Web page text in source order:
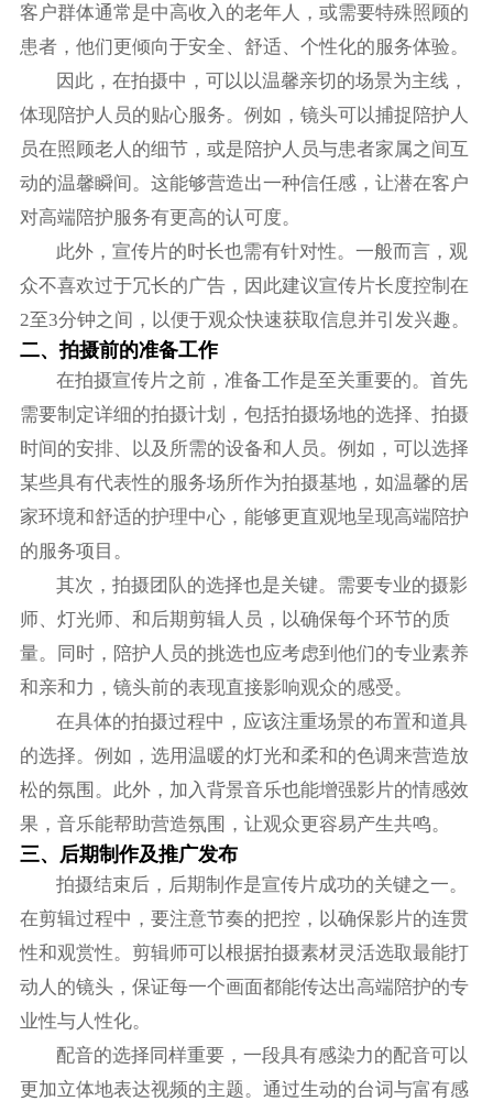
客户群体通常是中高收入的老年人，或需要特殊照顾的
患者，他们更倾向于安全、舒适、个性化的服务体验。
因此，在拍摄中，可以以温馨亲切的场景为主线，
体现陪护人员的贴心服务。例如，镜头可以捕捉陪护人
员在照顾老人的细节，或是陪护人员与患者家属之间互
动的温馨瞬间。这能够营造出一种信任感，让潜在客户
对高端陪护服务有更高的认可度。
此外，宣传片的时长也需有针对性。一般而言，观
众不喜欢过于冗长的广告，因此建议宣传片长度控制在
2至3分钟之间，以便于观众快速获取信息并引发兴趣。
二、拍摄前的准备工作
在拍摄宣传片之前，准备工作是至关重要的。首先
需要制定详细的拍摄计划，包括拍摄场地的选择、拍摄
时间的安排、以及所需的设备和人员。例如，可以选择
某些具有代表性的服务场所作为拍摄基地，如温馨的居
家环境和舒适的护理中心，能够更直观地呈现高端陪护
的服务项目。
其次，拍摄团队的选择也是关键。需要专业的摄影
师、灯光师、和后期剪辑人员，以确保每个环节的质
量。同时，陪护人员的挑选也应考虑到他们的专业素养
和亲和力，镜头前的表现直接影响观众的感受。
在具体的拍摄过程中，应该注重场景的布置和道具
的选择。例如，选用温暖的灯光和柔和的色调来营造放
松的氛围。此外，加入背景音乐也能增强影片的情感效
果，音乐能帮助营造氛围，让观众更容易产生共鸣。
三、后期制作及推广发布
拍摄结束后，后期制作是宣传片成功的关键之一。
在剪辑过程中，要注意节奏的把控，以确保影片的连贯
性和观赏性。剪辑师可以根据拍摄素材灵活选取最能打
动人的镜头，保证每一个画面都能传达出高端陪护的专
业性与人性化。
配音的选择同样重要，一段具有感染力的配音可以
更加立体地表达视频的主题。通过生动的台词与富有感